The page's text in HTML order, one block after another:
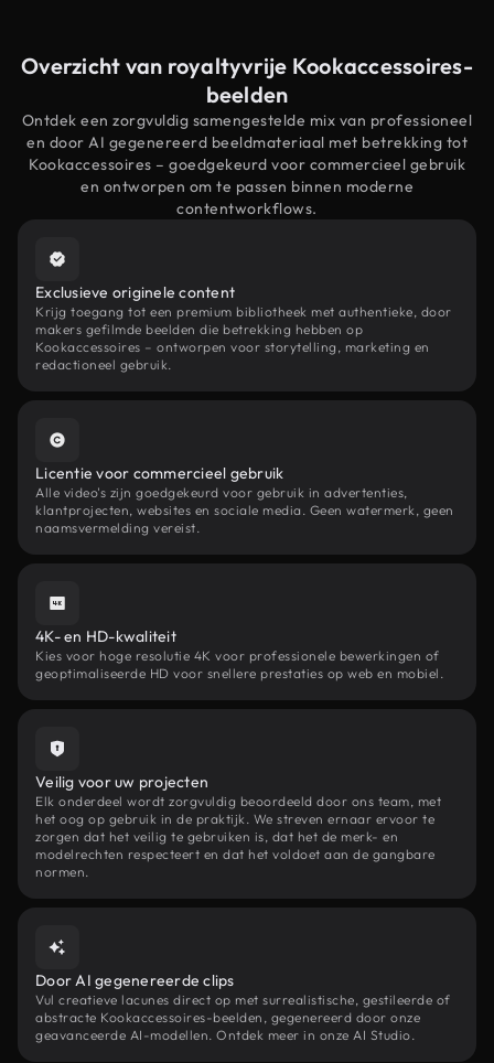
Overzicht van royaltyvrije Kookaccessoires-
beelden
Ontdek een zorgvuldig samengestelde mix van professioneel
en door AI gegenereerd beeldmateriaal met betrekking tot
Kookaccessoires – goedgekeurd voor commercieel gebruik
en ontworpen om te passen binnen moderne
contentworkflows.
Exclusieve originele content
Krijg toegang tot een premium bibliotheek met authentieke, door
makers gefilmde beelden die betrekking hebben op
Kookaccessoires – ontworpen voor storytelling, marketing en
redactioneel gebruik.
Licentie voor commercieel gebruik
Alle video's zijn goedgekeurd voor gebruik in advertenties,
klantprojecten, websites en sociale media. Geen watermerk, geen
naamsvermelding vereist.
4K- en HD-kwaliteit
Kies voor hoge resolutie 4K voor professionele bewerkingen of
geoptimaliseerde HD voor snellere prestaties op web en mobiel.
Veilig voor uw projecten
Elk onderdeel wordt zorgvuldig beoordeeld door ons team, met
het oog op gebruik in de praktijk. We streven ernaar ervoor te
zorgen dat het veilig te gebruiken is, dat het de merk- en
modelrechten respecteert en dat het voldoet aan de gangbare
normen.
Door AI gegenereerde clips
Vul creatieve lacunes direct op met surrealistische, gestileerde of
abstracte Kookaccessoires-beelden, gegenereerd door onze
geavanceerde AI-modellen. Ontdek meer in onze AI Studio.